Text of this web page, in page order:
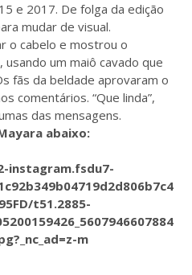
e 2017. De folga da edição
mudar de visual.
o cabelo e mostrou o
um maiô cavado que
fãs da beldade aprovaram o
comentários. “Que linda”,
das mensagens.
abaixo: